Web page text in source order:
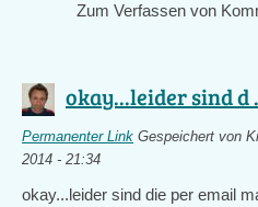
Zum Verfassen von
okay...leider sind d
Permanenter Link Gespeichert von
2014 - 21:34
okay...leider sind die per email